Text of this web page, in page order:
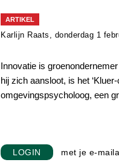
ARTIKEL
Karlijn Raats , donderdag 1
Innovatie is
hij zich aansloot, is het
omgevingspsycholoog, een
LOGIN met je e-